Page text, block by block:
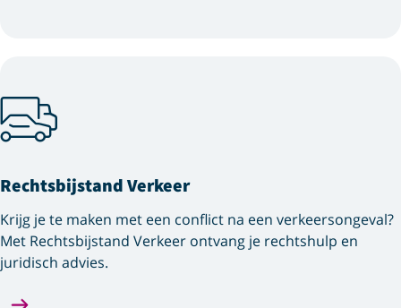
Rechtsbijstand Verkeer
Krijg je te maken met een conflict na een verkeersongeval?
Met Rechtsbijstand Verkeer ontvang je rechtshulp en
juridisch advies.